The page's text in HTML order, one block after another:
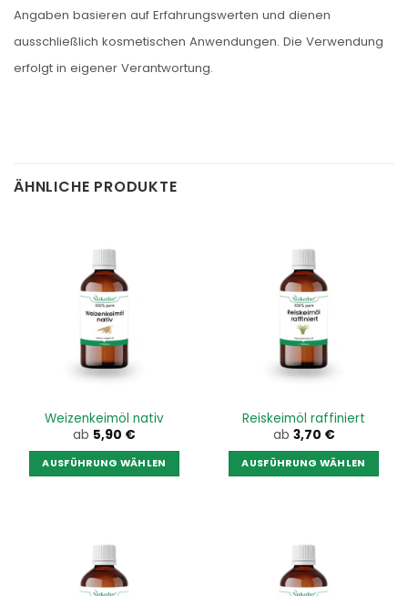
Angaben basieren auf Erfahrungswerten und dienen
ausschließlich kosmetischen Anwendungen. Die Verwendung
erfolgt in eigener Verantwortung.
ÄHNLICHE PRODUKTE
Weizenkeimöl nativ
ab 5,90 €
AUSFÜHRUNG WÄHLEN
mehrere
Varianten
auf.
Reiskeimöl raffiniert
ab 3,70 €
AUSFÜHRUNG WÄHLEN
mehrere
Varianten
auf.